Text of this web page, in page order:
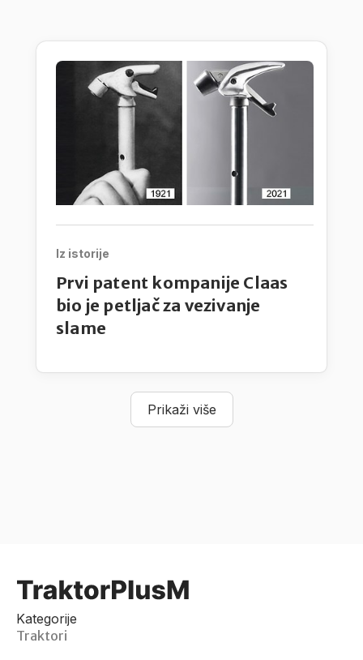
Iz istorije
Prvi patent kompanije Claas
bio je petljač za vezivanje
slame
Prikaži više
Kategorije
Traktori